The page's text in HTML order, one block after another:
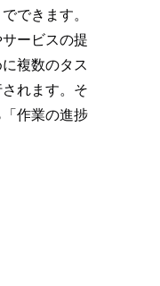
できます。
ービスの提
複数のタス
れます。そ
作業の進捗